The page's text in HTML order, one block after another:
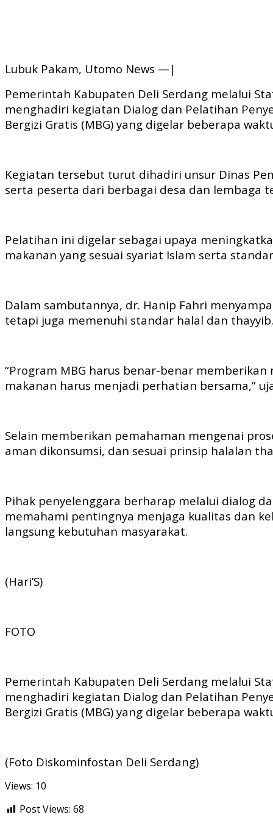
Lubuk Pakam, Utomo News —|
Pemerintah Kabupaten Deli Serdang melalui
menghadiri kegiatan Dialog dan Pelatihan
Bergizi Gratis (MBG) yang digelar beberapa
Kegiatan tersebut turut dihadiri unsur Dinas
serta peserta dari berbagai desa dan lembaga
Pelatihan ini digelar sebagai upaya
makanan yang sesuai syariat Islam serta
Dalam sambutannya, dr. Hanip Fahri
tetapi juga memenuhi standar halal dan thayyib.
“Program MBG harus benar-benar
makanan harus menjadi perhatian bersama,”
Selain memberikan pemahaman mengenai
aman dikonsumsi, dan sesuai prinsip halalan
Pihak penyelenggara berharap melalui dialog
memahami pentingnya menjaga kualitas dan
langsung kebutuhan masyarakat.
(Hari’S)
FOTO
Pemerintah Kabupaten Deli Serdang melalui
menghadiri kegiatan Dialog dan Pelatihan
Bergizi Gratis (MBG) yang digelar beberapa
(Foto Diskominfostan Deli Serdang)
Views: 10
Post Views: 68